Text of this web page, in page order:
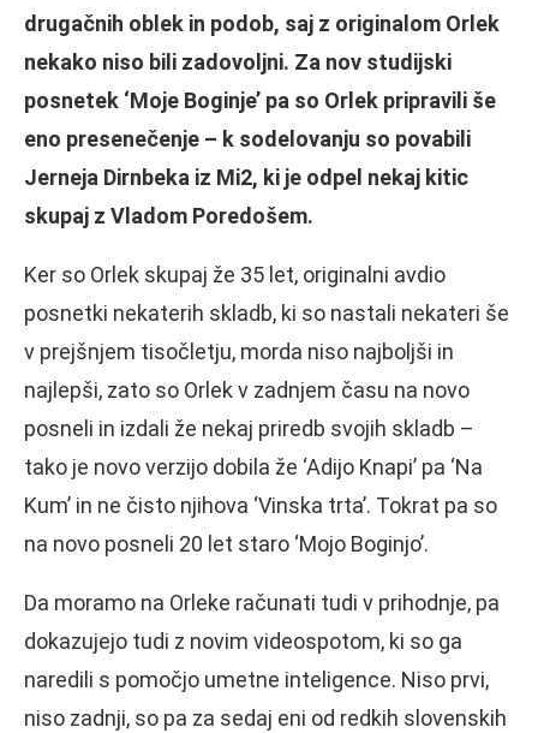
drugačnih oblek in podob, saj z originalom Orlek
nekako niso bili zadovoljni. Za nov studijski
posnetek ‘Moje Boginje’ pa so Orlek pripravili še
eno presenečenje – k sodelovanju so povabili
Jerneja Dirnbeka iz Mi2, ki je odpel nekaj kitic
skupaj z Vladom Poredošem.
Ker so Orlek skupaj že 35 let, originalni avdio
posnetki nekaterih skladb, ki so nastali nekateri še
v prejšnjem tisočletju, morda niso najboljši in
najlepši, zato so Orlek v zadnjem času na novo
posneli in izdali že nekaj priredb svojih skladb –
tako je novo verzijo dobila že ‘Adijo Knapi’ pa ‘Na
Kum’ in ne čisto njihova ‘Vinska trta’. Tokrat pa so
na novo posneli 20 let staro ‘Mojo Boginjo’.
Da moramo na Orleke računati tudi v prihodnje, pa
dokazujejo tudi z novim videospotom, ki so ga
naredili s pomočjo umetne inteligence. Niso prvi,
niso zadnji, so pa za sedaj eni od redkih slovenskih